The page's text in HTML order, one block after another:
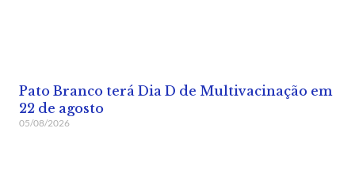
Pato Branco terá Dia D de Multivacinação em
22 de agosto
05/08/2026